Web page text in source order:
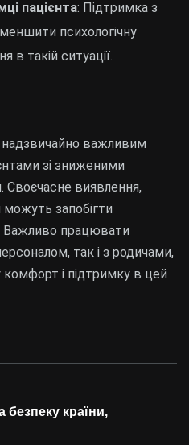
безпеку країни,
пацієнта: Підтримка з
психологічну
в такій ситуації.
важливим
зі зниженими
виявлення,
можуть запобігти
Важливо працювати
так і з родичами,
і підтримку в цей